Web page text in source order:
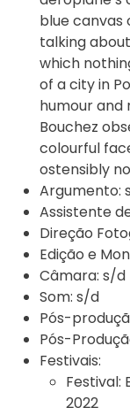
blue canvas
talking
which
of a city in
humour and
Bouchez
colourful
ostensibly
Argumento:
Assistente
Direção
Edição e
Câmara: s/d
Som: s/d
Pós-
Pós-
Festivais:
Festival:
2022